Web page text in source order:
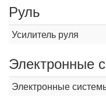
Руль
Усилитель руля
Электронные
Электронные